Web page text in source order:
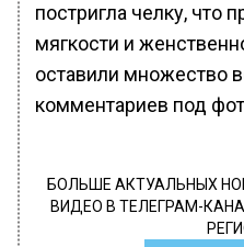
постригла челку, что
мягкости и
оставили множество
комментариев под
БОЛЬШЕ АКТУАЛЬНЫХ
ВИДЕО В ТЕЛЕГРАМ-